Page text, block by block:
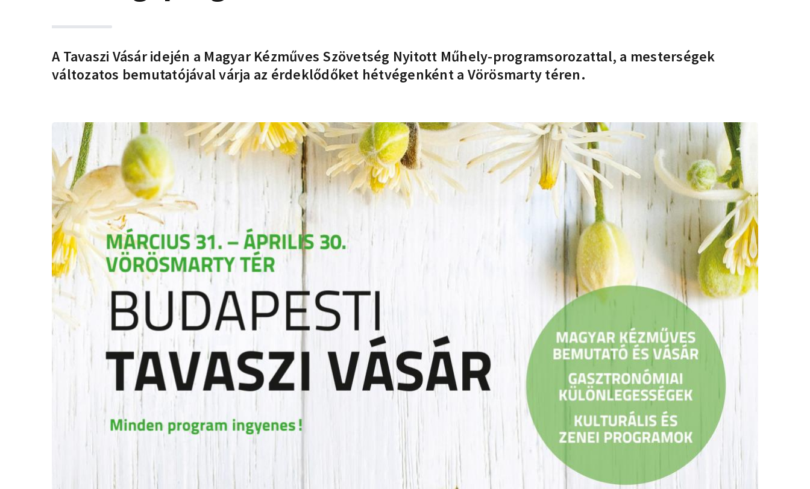
A Tavaszi Vásár idején a Magyar Kézműves Szövetség Nyitott Műhely-programsorozattal, a mesterségek
változatos bemutatójával várja az érdeklődőket hétvégenként a Vörösmarty téren.